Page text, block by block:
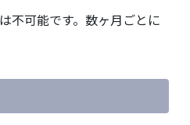
不可能です。数ヶ月ごとに